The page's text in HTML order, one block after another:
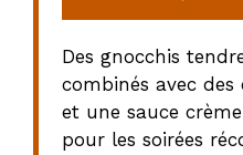
Des gnocchis
combinés avec
et une sauce
pour les soirées